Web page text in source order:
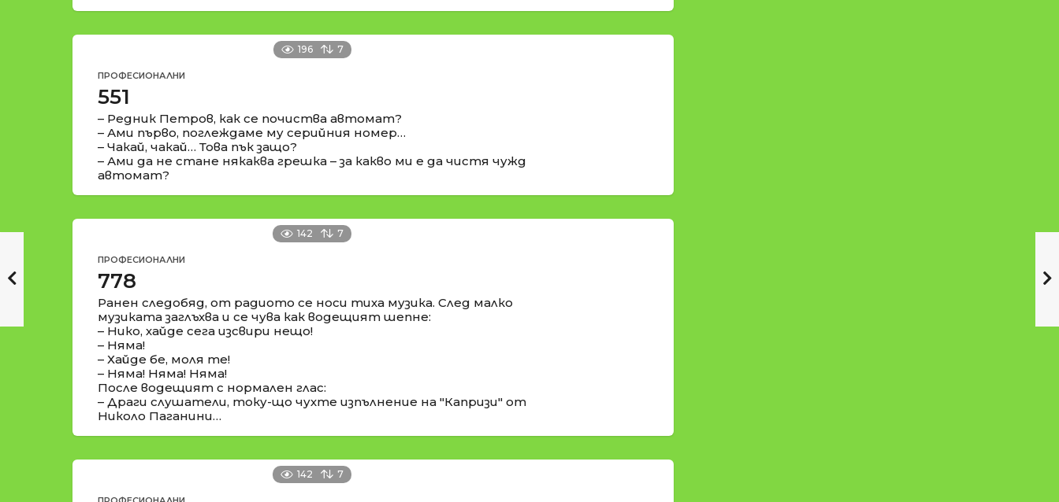
196 7
ПРОФЕСИОНАЛНИ
551
– Редник Петров, как се почиства автомат?
– Ами първо, поглеждаме му серийния номер…
– Чакай, чакай… Това пък защо?
– Ами да не стане някаква грешка – за какво ми е да чистя чужд
автомат?
142 7
ПРОФЕСИОНАЛНИ
778
Ранен следобяд, от радиото се носи тиха музика. След малко
музиката заглъхва и се чува как водещият шепне:
– Нико, хайде сега изсвири нещо!
– Няма!
– Хайде бе, моля те!
– Няма! Няма! Няма!
После водещият с нормален глас:
– Драги слушатели, току-що чухте изпълнение на "Капризи" от
Николо Паганини…
142 7